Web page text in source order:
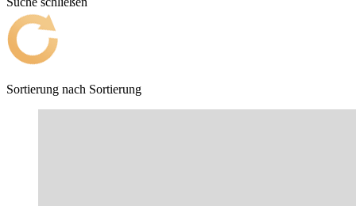
Sortierung nach Sortierung